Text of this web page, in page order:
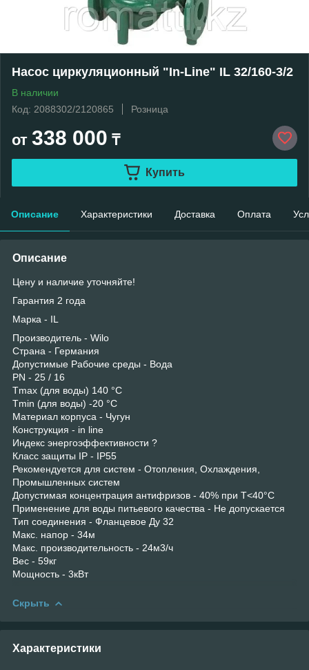
Насос циркуляционный "In-Line" IL 32/160-3/2
В наличии
Код: 2088302/2120865
Розница
от 338 000 ₸
Купить
Описание Характеристики Доставка Оплата
Описание
Цену и наличие уточняйте!
Гарантия 2 года
Марка - IL
Производитель - Wilo
Страна - Германия
Допустимые Рабочие среды - Вода
PN - 25 / 16
Tmax (для воды) 140 °C
Tmin (для воды) -20 °C
Материал корпуса - Чугун
Конструкция - in line
Индекс энергоэффективности ?
Класс защиты IP - IP55
Рекомендуется для систем - Отопления, Охлаждения,
Промышленных систем
Допустимая концентрация антифризов - 40% при T<40°C
Применение для воды питьевого качества - Не допускается
Тип соединения - Фланцевое Ду 32
Макс. напор - 34м
Макс. производительность - 24м3/ч
Вес - 59кг
Мощность - 3кВт
Скрыть
Характеристики